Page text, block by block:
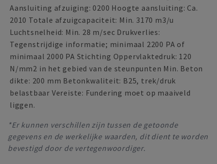
Aansluiting afzuiging: 0200 Hoogte aansluiting: Ca.
2010 Totale afzuigcapaciteit: Min. 3170 m3/u
Luchtsnelheid: Min. 28 m/sec Drukverlies:
Tegenstrijdige informatie; minimaal 2200 PA of
minimaal 2000 PA Stichting Oppervlaktedruk: 120
N/mm2 in het gebied van de steunpunten Min. Beton
dikte: 200 mm Betonkwaliteit: B25, trek/druk
belastbaar Vereiste: Fundering moet op maaiveld
liggen.
*Er kunnen verschillen zijn tussen de getoonde
gegevens en de werkelijke waarden, dit dient te worden
bevestigd door de vertegenwoordiger.